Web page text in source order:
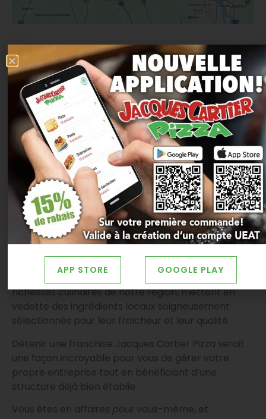
Notre grande famille
En constante évolution!
Fièrement affiliée aux Aliments du Québec chaque
richesses culinaires de notre région, mettant en
vedette des ingrédients locaux soigneusement
sélectionnés pour leur fraîcheur et leur qualité.
Détenir une franchise Jacques Cartier Pizza serait
une façon incroyable pour vous de gérer votre
propre entreprise tout en bénéficiant d’une
structure déjà bien établie.
Vous êtes en affaires pour vous-même, et
APP STORE GOOGLE PLAY